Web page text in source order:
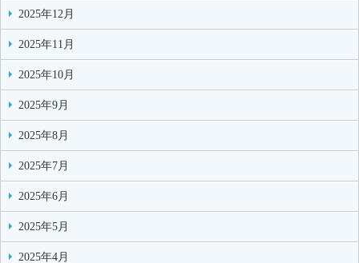
2025年12月
2025年11月
2025年10月
2025年9月
2025年8月
2025年7月
2025年6月
2025年5月
2025年4月